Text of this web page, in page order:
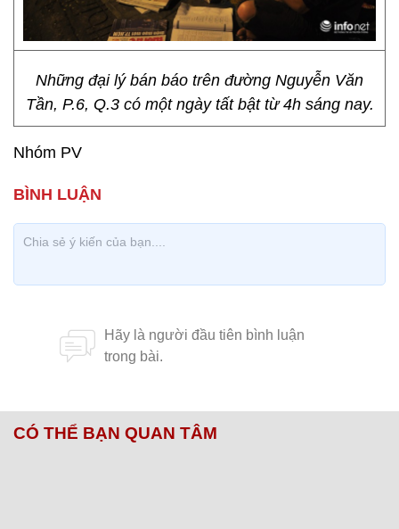
Những đại lý bán báo trên đường Nguyễn Văn
Tần, P.6, Q.3 có một ngày tất bật từ 4h sáng nay.
Nhóm PV
CÓ THỂ BẠN QUAN TÂM